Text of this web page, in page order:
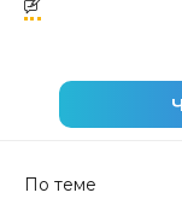
По теме